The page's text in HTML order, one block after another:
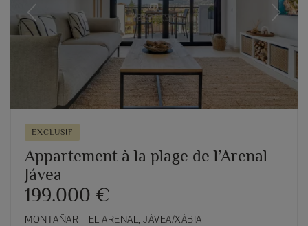
Previous Next
EXCLUSIF
Appartement à la plage de l’Arenal
Jávea
199.000 €
MONTAÑAR – EL ARENAL, JÁVEA/XÀBIA